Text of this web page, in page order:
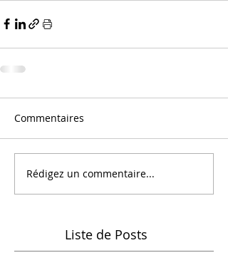
Commentaires
Rédigez un commentaire...
Liste de Posts